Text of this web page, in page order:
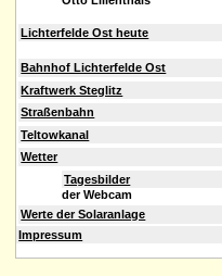
Lichterfelde Ost heute
Bahnhof Lichterfelde Ost
Kraftwerk Steglitz
Straßenbahn
Teltowkanal
Wetter
Tagesbilder
der Webcam
Werte der Solaranlage
Impressum